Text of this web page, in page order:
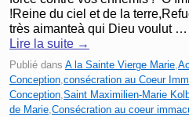
!Reine du ciel et de la
très aimanteà qui Dieu voulut …
Lire la suite →
Publié dans A la Sainte Vierge Marie,
Conception,consécration au Coeur
Conception,Saint Maximilien-Marie
de Marie,Consécration au coeur